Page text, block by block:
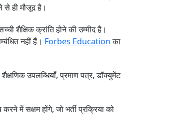
से ही मौजूद है।
शैक्षिक क्रांति होने की उम्मीद है।
नहीं हैं। Forbes Educationका
उपलब्धियाँ, प्रमाण पत्र, डॉक्युमेंट
में सक्षम होंगे, जो भर्ती प्रक्रिया को